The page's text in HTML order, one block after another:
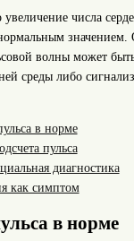
увеличение числа
значением.
волны может
среды либо
в норме
пульса
диагностика
как симптом
в норме